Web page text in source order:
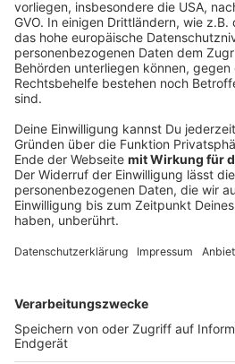
eingespart werden. Die
wurden mit grünem Strom
Besucher:innen guten Gewissens
drehen konnten.
Suche nach dem
Anzeige
Erfolg. Das originale
24 Jahren vom historischen
Seitdem hängt dort eine Kopie.